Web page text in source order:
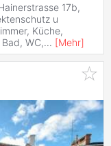
17b,
u
Küche,
WC,... [Mehr]